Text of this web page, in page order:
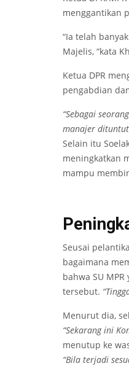
menggantikan
“Ia telah
Majelis, “kata
Ketua DPR
pengabdian
“Sebagai
manajer
Selain itu
meningkatkan
mampu
Seusai
bagaimana
bahwa SU
tersebut.
Menurut dia,
“Sekarang ini
menutup ke
“Bila terjadi